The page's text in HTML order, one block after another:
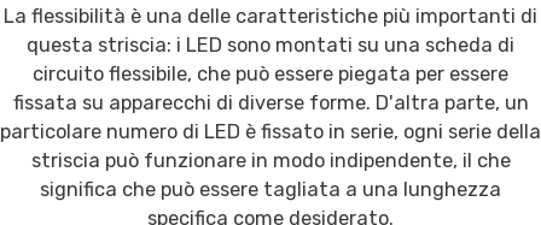
La flessibilità è una delle caratteristiche più importanti di
questa striscia: i LED sono montati su una scheda di
circuito flessibile, che può essere piegata per essere
fissata su apparecchi di diverse forme. D'altra parte, un
particolare numero di LED è fissato in serie, ogni serie della
striscia può funzionare in modo indipendente, il che
significa che può essere tagliata a una lunghezza
specifica come desiderato.